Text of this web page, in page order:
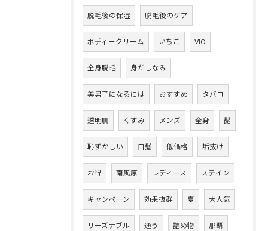
脱毛後の保湿 脱毛後のケア
ボディークリーム いちご VIO
全身脱毛 身だしなみ
美男子になるには おすすめ タバコ
透明肌 くすみ メンズ 全身 髭
恥ずかしい 白髪 低価格 垢抜け
お得 南風原 レディース ステイン
キャンペーン 効果抜群 夏 大人気
リーズナブル 通う 詰め物 那覇